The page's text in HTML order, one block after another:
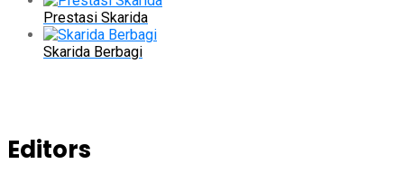
Prestasi Skarida
Skarida Berbagi
Editors